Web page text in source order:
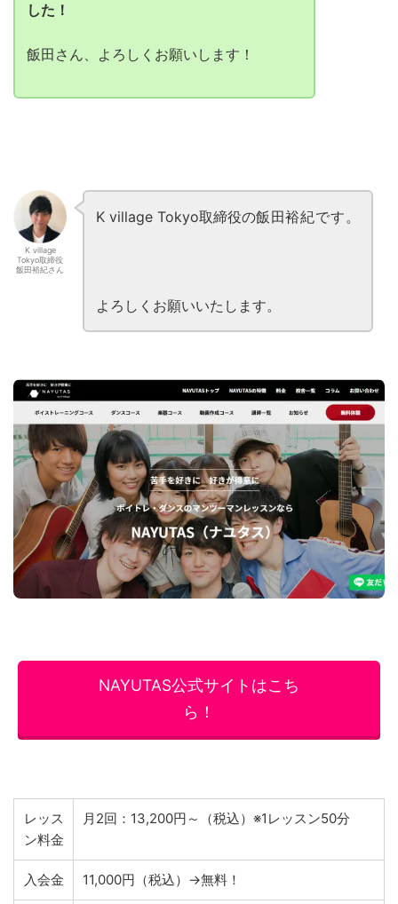
した！
飯田さん、よろしくお願いします！
K village
Tokyo取締役
飯田裕紀さん
K village Tokyo取締役の飯田裕紀です。
よろしくお願いいたします。
NAYUTAS公式サイトはこち
ら！
レッス
ン料金
月2回：13,200円～（税込）※1レッスン50分
入会金 11,000円（税込）→無料！